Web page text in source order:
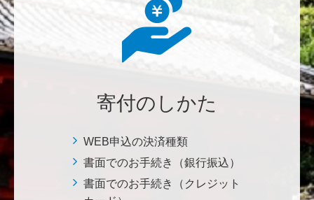
ち、孫たち、子々孫々へ <国際水産研究教育基金>
す。募金することにより、私自身も参加しているよう
プロジェクト>
株式会社Ｌｅｇａｌｓｃａｐｅ
当社は、IS・CSで学んだ知見を法領域に応用するとこ
寄付のしかた
WEB申込の決済種類
書面でのお手続き（銀行振込）
書面でのお手続き（クレジット